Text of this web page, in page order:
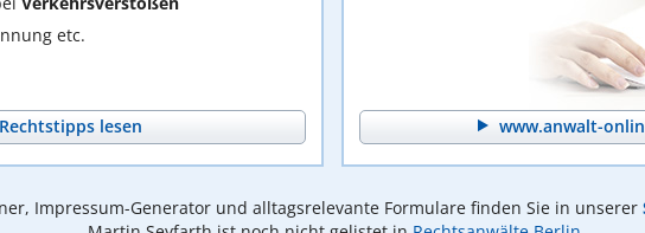
etc.
Rechtstipps lesen www.anwalt-
Impressum-Generator und alltagsrelevante Formulare finden Sie in unserer